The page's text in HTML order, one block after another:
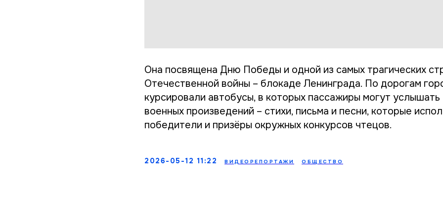
Она посвящена Дню Победы и одной из самых трагических
Отечественной войны – блокаде Ленинграда. По дорогам
курсировали автобусы, в которых пассажиры могут услышать
военных произведений – стихи, письма и песни, которые
победители и призёры окружных конкурсов чтецов.
2026-05-12 11:22 ВИДЕОРЕПОРТАЖИ ОБЩЕСТВО